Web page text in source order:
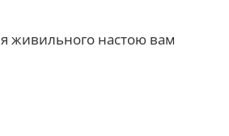
живильного настою вам